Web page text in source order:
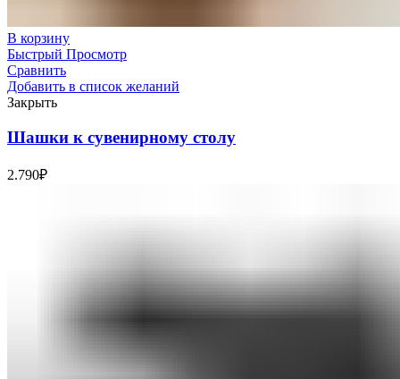
В корзину
Быстрый Просмотр
Сравнить
Добавить в список желаний
Закрыть
Шашки к сувенирному столу
2.790₽